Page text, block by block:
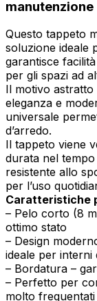
manutenzione
Questo tappeto
soluzione ideale
garantisce
per gli spazi ad
Il motivo
eleganza e
universale
d’arredo.
Il tappeto viene
durata nel
resistente allo
per l’uso
Caratteristiche
– Pelo corto (8
ottimo stato
– Design
ideale per
– Bordatura –
– Perfetto per
molto frequentati